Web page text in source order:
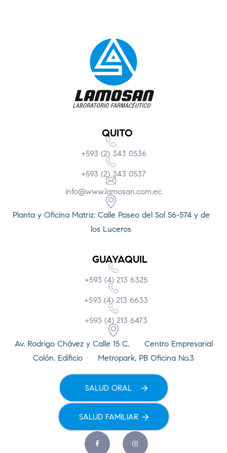
QUITO
+593 (2) 343 0536
+593 (2) 343 0537
info@www.lamosan.com.ec
Planta y Oficina Matriz: Calle Paseo del Sol S6-574 y de
los Luceros
GUAYAQUIL
+593 (4) 213 6325
+593 (4) 213 6633
+593 (4) 213 6473
Av. Rodrigo Chávez y Calle 15 C. Centro Empresarial
Colón. Edificio Metropark, PB Oficina No.3
SALUD ORAL
SALUD FAMILIAR